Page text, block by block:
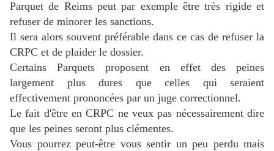
Parquet de Reims peut par exemple être très rigide et
refuser de minorer les sanctions.
Il sera alors souvent préférable dans ce cas de refuser la
CRPC et de plaider le dossier.
Certains Parquets proposent en effet des peines
largement plus dures que celles qui seraient
effectivement prononcées par un juge correctionnel.
Le fait d'être en CRPC ne veux pas nécessairement dire
que les peines seront plus clémentes.
Vous pourrez peut-être vous sentir un peu perdu mais